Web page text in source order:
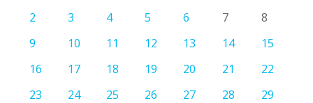
2
3 4 5 6 7
8
9
10 11 12 13 14
15
16
17 18 19 20 21
22
23
24 25 26 27 28
29